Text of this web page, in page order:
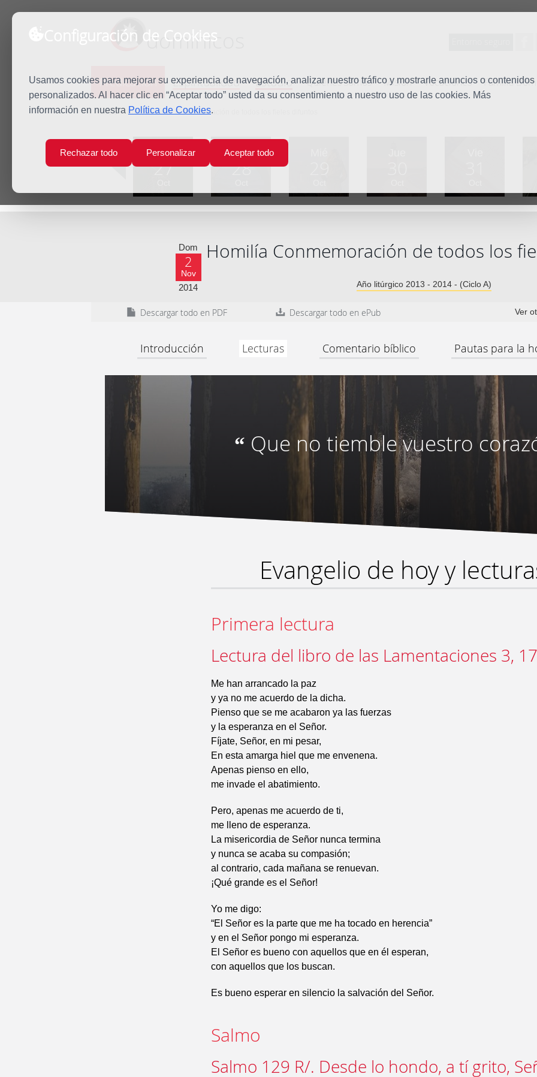
Configuración de Cookies
Usamos cookies para mejorar su experiencia de navegación, analizar nuestro tráfico y mostrarle anuncios o contenidos
personalizados. Al hacer clic en “Aceptar todo” usted da su consentimiento a nuestro uso de las cookies. Más
información en nuestra Política de Cookies.
Rechazar todo Personalizar Aceptar todo
dominicos
Predicación Espiritualidad Estudio Quiénes somos Misión Vocaciones Familia
Inicio Predicación Conmemoración de todos los fieles difuntos
Lun
27
Mar
28
Dom
2
Nov
2014
Homilía Conmemoración de todos los
Año litúrgico 2013 - 2014 - (Ciclo A)
Descargar todo en PDF Descargar todo en ePub Ver
Introducción Lecturas Comentario bíblico Pautas para la
“ Que no tiemble vuestro
Evangelio de hoy y
Primera lectura
Lectura del libro de las Lamentaciones 3,
Me han arrancado la paz
y ya no me acuerdo de la dicha.
Pienso que se me acabaron ya las fuerzas
y la esperanza en el Señor.
Fíjate, Señor, en mi pesar,
En esta amarga hiel que me envenena.
Apenas pienso en ello,
me invade el abatimiento.
Pero, apenas me acuerdo de ti,
me lleno de esperanza.
La misericordia de Señor nunca termina
y nunca se acaba su compasión;
al contrario, cada mañana se renuevan.
¡Qué grande es el Señor!
Yo me digo:
“El Señor es la parte que me ha tocado en herencia”
y en el Señor pongo mi esperanza.
El Señor es bueno con aquellos que en él esperan,
con aquellos que los buscan.
Es bueno esperar en silencio la salvación del Señor.
Salmo
Salmo 129 R/. Desde lo hondo, a tí grito,